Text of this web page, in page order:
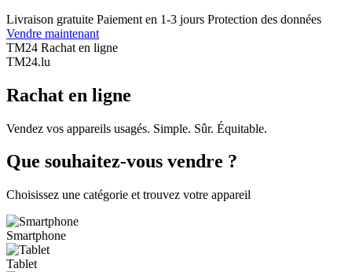
Livraison gratuite Paiement en 1-3 jours Protection des données
Vendre maintenant
TM24 Rachat en ligne
TM24.lu
Rachat en ligne
Vendez vos appareils usagés. Simple. Sûr. Équitable.
Que souhaitez-vous vendre ?
Choisissez une catégorie et trouvez votre appareil
Smartphone
Tablet